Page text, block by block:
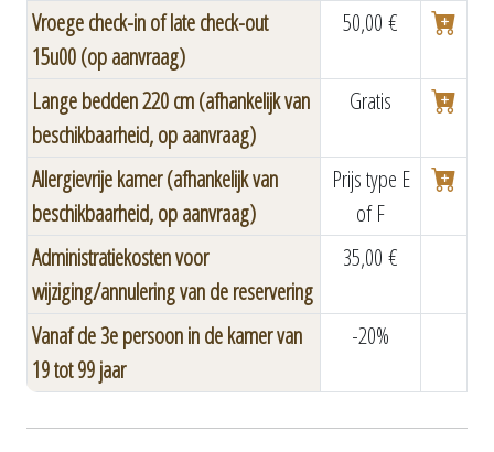
Vroege check-in of late check-out
15u00 (op aanvraag)
50,00 €
Lange bedden 220 cm (afhankelijk van
beschikbaarheid, op aanvraag)
Gratis
Allergievrije kamer (afhankelijk van
beschikbaarheid, op aanvraag)
Prijs type E
of F
Administratiekosten voor
wijziging/annulering van de reservering
35,00 €
Vanaf de 3e persoon in de kamer van
19 tot 99 jaar
-20%